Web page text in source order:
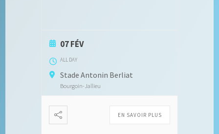
07 FÉV
ALL DAY
Stade Antonin Berliat
Bourgoin-Jallieu
EN SAVOIR PLUS